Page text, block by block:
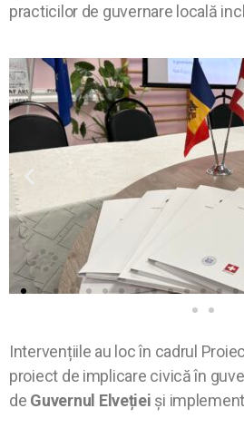
practicilor de guvernare locală
Intervențiile au loc în cadrul
proiect de implicare civică în
de Guvernul Elveției și